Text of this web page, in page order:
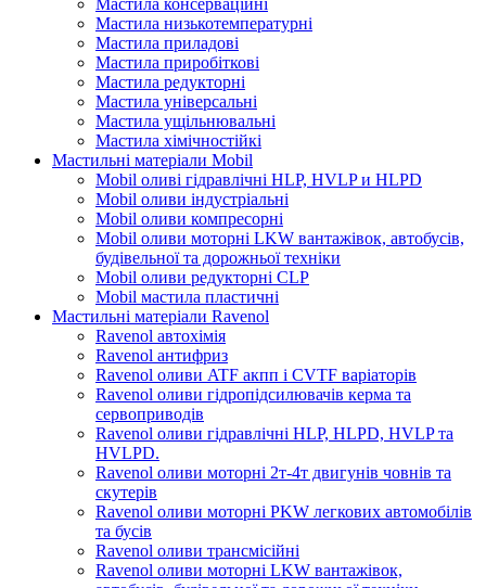
Мастила консерваційні
Мастила низькотемпературні
Мастила приладові
Мастила приробіткові
Мастила редукторні
Мастила універсальні
Мастила ущільнювальні
Мастила хімічностійкі
Мастильні матеріали Mobil
Mobil оливі гідравлічні HLP, HVLP и HLPD
Mobil оливи індустріальні
Mobil оливи компресорні
Mobil оливи моторні LKW вантажівок, автобусів,
будівельної та дорожньої техніки
Mobil оливи редукторні CLP
Mobil мастила пластичні
Мастильні матеріали Ravenol
Ravenol автохімія
Ravenol антифриз
Ravenol оливи ATF акпп і CVTF варіаторів
Ravenol оливи гідропідсилювачів керма та
сервоприводів
Ravenol оливи гідравлічні HLP, HLPD, HVLP та
HVLPD.
Ravenol оливи моторні 2т-4т двигунів човнів та
скутерів
Ravenol оливи моторні PKW легкових автомобілів
та бусів
Ravenol оливи трансмісійні
Ravenol оливи моторні LKW вантажівок,